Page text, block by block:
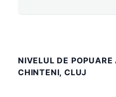
NIVELUL DE
CHINTENI, CLUJ